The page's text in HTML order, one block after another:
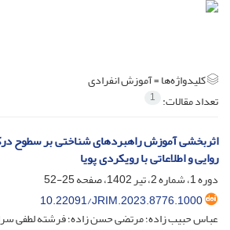
کلیدواژه‌ها =آموزش انفرادی
تعداد مقالات: 1
اثربخشی آموزش راهبردهای شناختی بر سطوح
روایی و اطلاعاتی با رویکردی پویا
دوره 1، شماره 2، تیر 1402، صفحه
25-52
10.22091/JRIM.2023.8776.1000
عباس حبیب زاده؛ مرتضی حسن زاده؛ فرشته لطفی